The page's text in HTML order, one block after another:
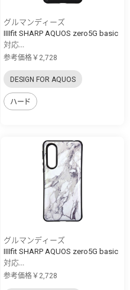
グルマンディーズ
IIIIfit SHARP AQUOS zero5G basic
対応...
参考価格￥2,728
DESIGN FOR AQUOS
ハード
グルマンディーズ
IIIIfit SHARP AQUOS zero5G basic
対応...
参考価格￥2,728